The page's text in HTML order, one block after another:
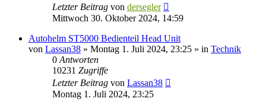
Letzter Beitrag von dersegler
Mittwoch 30. Oktober 2024, 14:59
Autohelm ST5000 Bedienteil Head Unit
von Lassan38 » Montag 1. Juli 2024, 23:25 » in Technik
0 Antworten
10231 Zugriffe
Letzter Beitrag von Lassan38
Montag 1. Juli 2024, 23:25